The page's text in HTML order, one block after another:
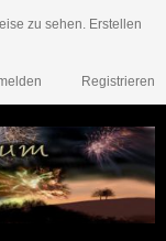
zu sehen. Erstellen
Registrieren